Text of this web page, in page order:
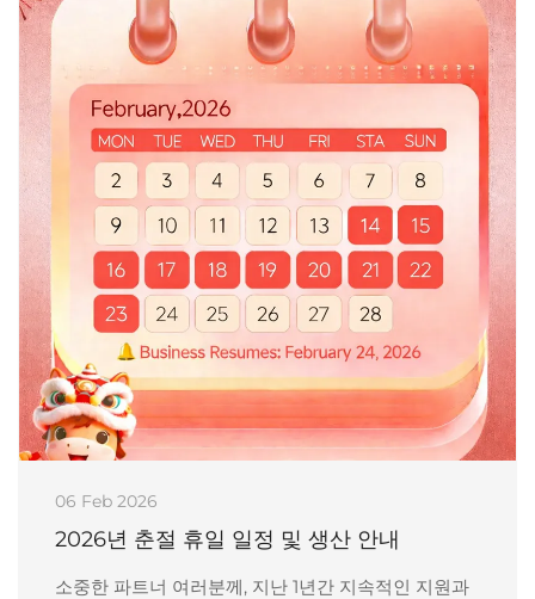
06 Feb 2026
2026년 춘절 휴일 일정 및 생산 안내
소중한 파트너 여러분께, 지난 1년간 지속적인 지원과